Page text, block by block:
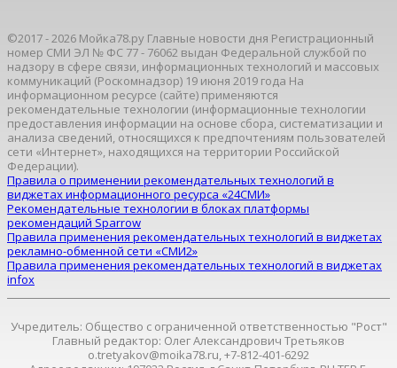
©2017 - 2026 Мойка78.ру Главные новости дня Регистрационный
номер СМИ ЭЛ № ФС 77 - 76062 выдан Федеральной службой по
надзору в сфере связи, информационных технологий и массовых
коммуникаций (Роскомнадзор) 19 июня 2019 года На
информационном ресурсе (сайте) применяются
рекомендательные технологии (информационные технологии
предоставления информации на основе сбора, систематизации и
анализа сведений, относящихся к предпочтениям пользователей
сети «Интернет», находящихся на территории Российской
Федерации).
Правила о применении рекомендательных технологий в
виджетах информационного ресурса «24СМИ»
Рекомендательные технологии в блоках платформы
рекомендаций Sparrow
Правила применения рекомендательных технологий в виджетах
рекламно-обменной сети «СМИ2»
Правила применения рекомендательных технологий в виджетах
infox
Учредитель: Общество с ограниченной ответственностью "Рост"
Главный редактор: Олег Александрович Третьяков
o.tretyakov@moika78.ru, +7-812-401-6292